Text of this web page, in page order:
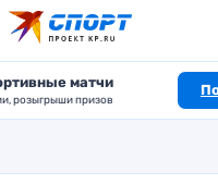
матчи
розыгрыши призов